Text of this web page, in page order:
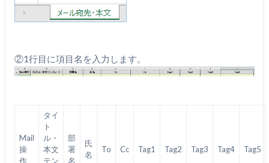
②1行目に項目名を入力します。
Mail
操
作
タイ
ト
ル・
本文
テン
部
署
名
氏
名
To Cc Tag1 Tag2 Tag3 Tag4 Tag5